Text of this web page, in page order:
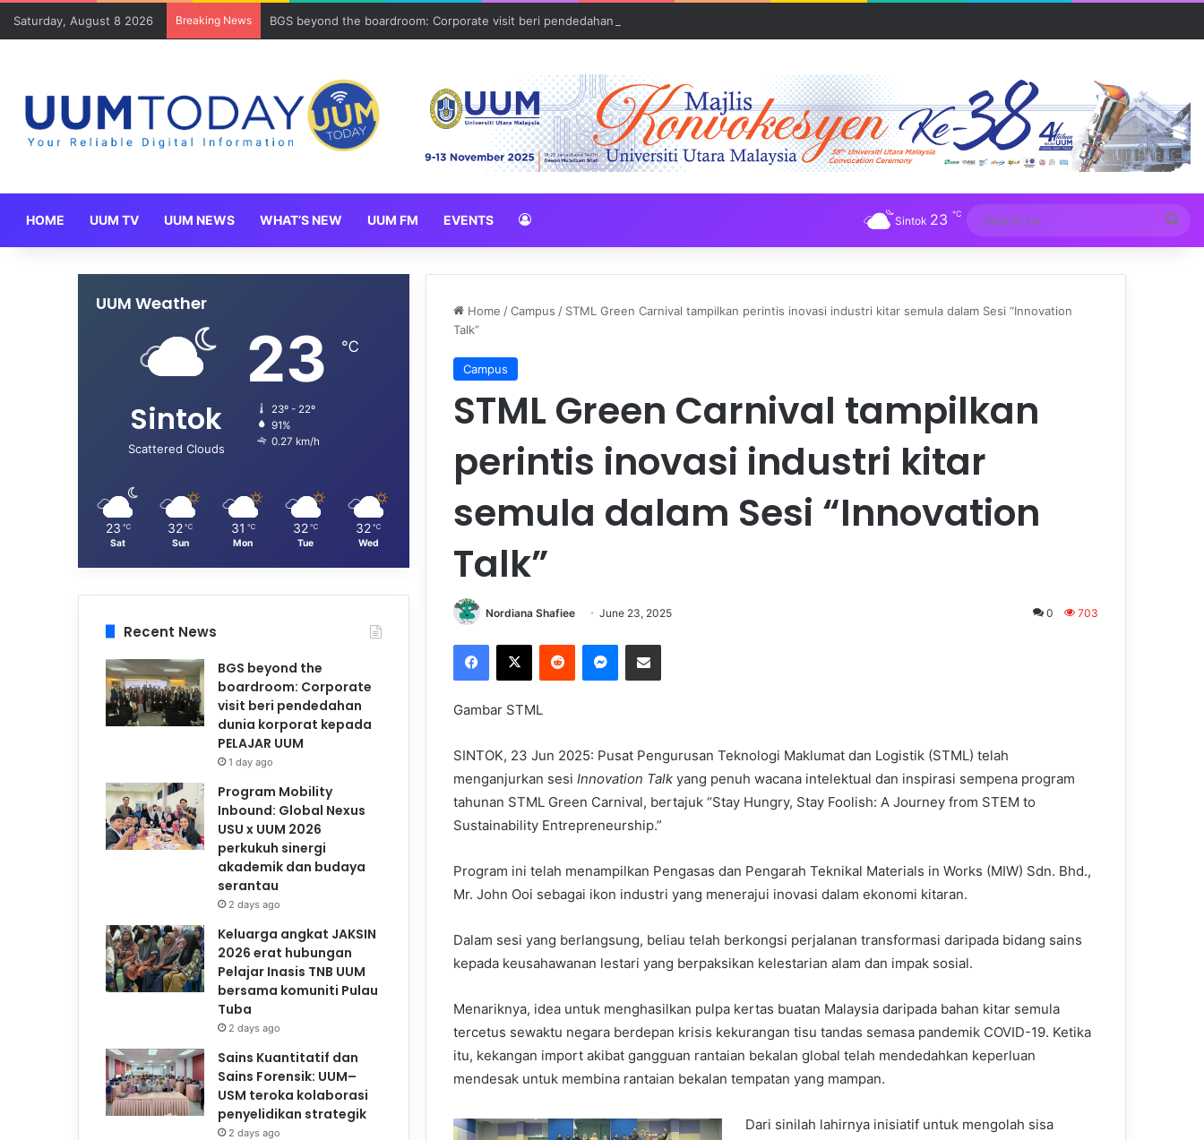
Saturday, August 8 2026 Breaking News BGS beyond the boardroom: Corporate visit beri pendedahan dunia korporat kepada PELAJAR UUM
HOME UUM TV UUM NEWS WHAT’S NEW UUM FM EVENTS Sintok 23 ℃
for
Home /Campus / STML Green Carnival tampilkan perintis inovasi industri kitar semula dalam Sesi “Innovation
Talk”
Campus
STML Green Carnival tampilkan
perintis inovasi industri kitar
semula dalam Sesi “Innovation
Talk”
Nordiana Shafiee June 23, 2025 0 703
Gambar STML
SINTOK, 23 Jun 2025: Pusat Pengurusan Teknologi Maklumat dan Logistik (STML) telah
menganjurkan sesi Innovation Talk yang penuh wacana intelektual dan inspirasi sempena program
tahunan STML Green Carnival, bertajuk “Stay Hungry, Stay Foolish: A Journey from STEM to
Sustainability Entrepreneurship.”
Program ini telah menampilkan Pengasas dan Pengarah Teknikal Materials in Works (MIW) Sdn. Bhd.,
Mr. John Ooi sebagai ikon industri yang menerajui inovasi dalam ekonomi kitaran.
Dalam sesi yang berlangsung, beliau telah berkongsi perjalanan transformasi daripada bidang sains
kepada keusahawanan lestari yang berpaksikan kelestarian alam dan impak sosial.
Menariknya, idea untuk menghasilkan pulpa kertas buatan Malaysia daripada bahan kitar semula
tercetus sewaktu negara berdepan krisis kekurangan tisu tandas semasa pandemik COVID-19. Ketika
itu, kekangan import akibat gangguan rantaian bekalan global telah mendedahkan keperluan
mendesak untuk membina rantaian bekalan tempatan yang mampan.
Dari sinilah lahirnya inisiatif untuk mengolah sisa
UUM Weather
Sintok
Scattered Clouds
23 ℃
23º - 22º
91%
0.27 km/h
23 ℃
Sat
32 ℃
Sun
31 ℃
Mon
32 ℃
Tue
32 ℃
Wed
Recent News
BGS beyond the
boardroom: Corporate
visit beri pendedahan
dunia korporat kepada
PELAJAR UUM
1 day ago
Program Mobility
Inbound: Global Nexus
USU x UUM 2026
perkukuh sinergi
akademik dan budaya
serantau
2 days ago
Keluarga angkat JAKSIN
2026 erat hubungan
Pelajar Inasis TNB UUM
bersama komuniti Pulau
Tuba
2 days ago
Sains Kuantitatif dan
Sains Forensik: UUM–
USM teroka kolaborasi
penyelidikan strategik
2 days ago